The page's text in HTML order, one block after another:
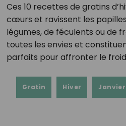
Ces 10 recettes de gratins
cœurs et ravissent les
légumes, de féculents ou de
toutes les envies et
parfaits pour affronter le
Gratin Hiver Janvier